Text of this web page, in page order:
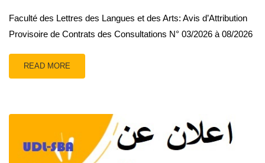
Faculté des Lettres des Langues et des Arts: Avis d’Attribution
Provisoire de Contrats des Consultations N° 03/2026 à 08/2026
READ MORE